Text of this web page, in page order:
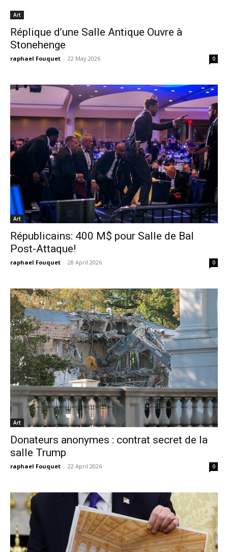
Art
Réplique d’une Salle Antique Ouvre à
Stonehenge
raphael Fouquet - 22 May 2026 0
Art
Républicains: 400 M$ pour Salle de Bal
Post-Attaque!
raphael Fouquet - 28 April 2026 0
Art
Donateurs anonymes : contrat secret de la
salle Trump
raphael Fouquet - 22 April 2026 0